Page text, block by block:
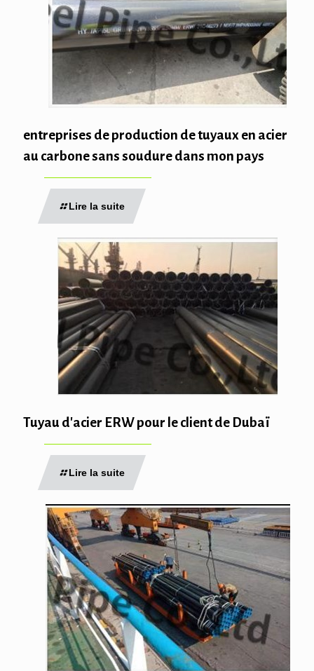
entreprises de production de tuyaux en acier
au carbone sans soudure dans mon pays
Lire la suite
Tuyau d'acier ERW pour le client de Dubaï
Lire la suite